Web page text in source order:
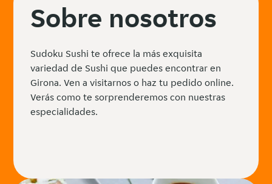
Sobre nosotros
Sudoku Sushi te ofrece la más exquisita
variedad de Sushi que puedes encontrar en
Girona. Ven a visitarnos o haz tu pedido online.
Verás como te sorprenderemos con nuestras
especialidades.